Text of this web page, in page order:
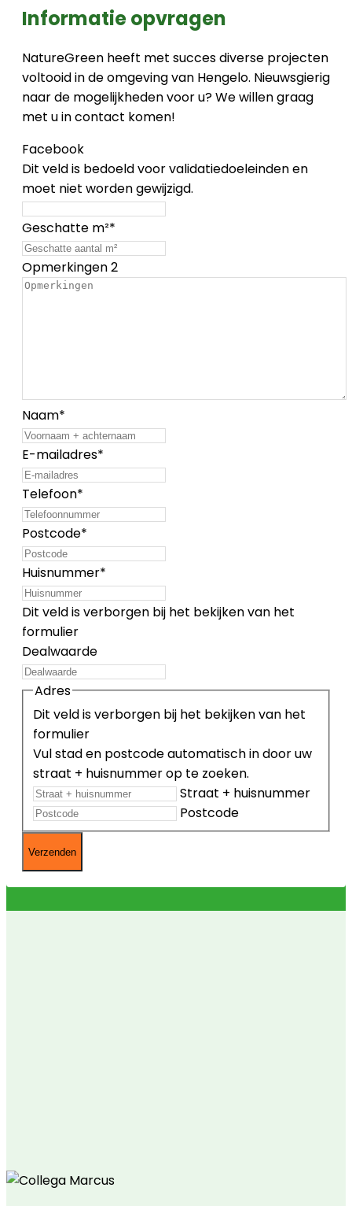
Informatie opvragen
NatureGreen heeft met succes diverse projecten
voltooid in de omgeving van Hengelo. Nieuwsgierig
naar de mogelijkheden voor u? We willen graag
met u in contact komen!
Facebook
Dit veld is bedoeld voor validatiedoeleinden en
moet niet worden gewijzigd.
Geschatte m²*
Opmerkingen 2
Naam*
E-mailadres*
Telefoon*
Postcode*
Huisnummer*
Dit veld is verborgen bij het bekijken van het
formulier
Dealwaarde
Dit veld is verborgen bij het bekijken van het
formulier
Adres
Vul stad en postcode automatisch in door uw
straat + huisnummer op te zoeken.
Straat + huisnummer
Postcode